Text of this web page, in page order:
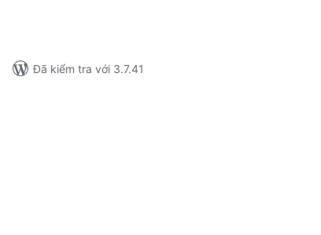
Đã kiểm tra với 3.7.41